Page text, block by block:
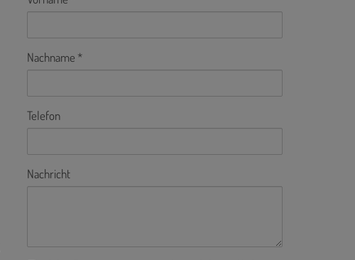
Nachname
Telefon
Nachricht